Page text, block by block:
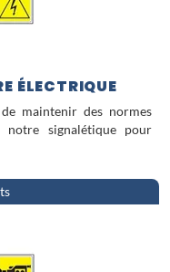
ÉLECTRIQUE
maintenir des normes
signalétique pour